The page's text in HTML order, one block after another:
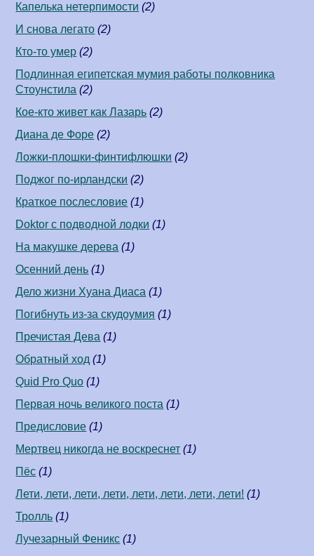
Капелька нетерпимости (2)
И снова легато (2)
Кто-то умер (2)
Подлинная египетская мумия работы полковника
Стоунстила (2)
Кое-кто живет как Лазарь (2)
Диана де Форе (2)
Ложки-плошки-финтифлюшки (2)
Поджог по-ирландски (2)
Краткое послесловие (1)
Doktor с подводной лодки (1)
На макушке дерева (1)
Осенний день (1)
Дело жизни Хуана Диаса (1)
Погибнуть из-за скудоумия (1)
Пречистая Дева (1)
Обратный ход (1)
Quid Pro Quo (1)
Первая ночь великого поста (1)
Предисловие (1)
Мертвец никогда не воскреснет (1)
Пёс (1)
Лети, лети, лети, лети, лети, лети, лети, лети! (1)
Тролль (1)
Лучезарный Феникс (1)